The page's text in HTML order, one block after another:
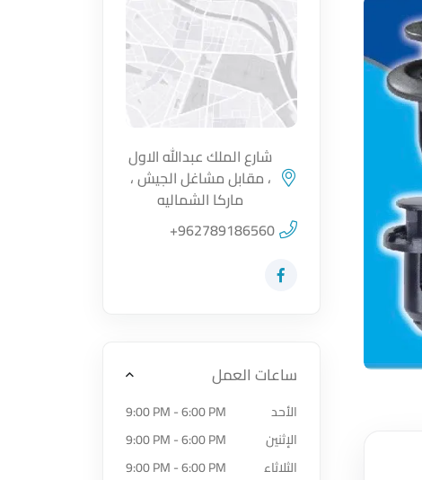
اضغط لتحميل الموقع
شارع الملك عبدالله الاول
، مقابل مشاغل الجيش ،
ماركا الشماليه
+962789186560
زيارة حساب المتجر على Facebook-f
ساعات العمل
الأحد
9:00 PM - 6:00 PM
الإثنين
9:00 PM - 6:00 PM
الثلاثاء
9:00 PM - 6:00 PM